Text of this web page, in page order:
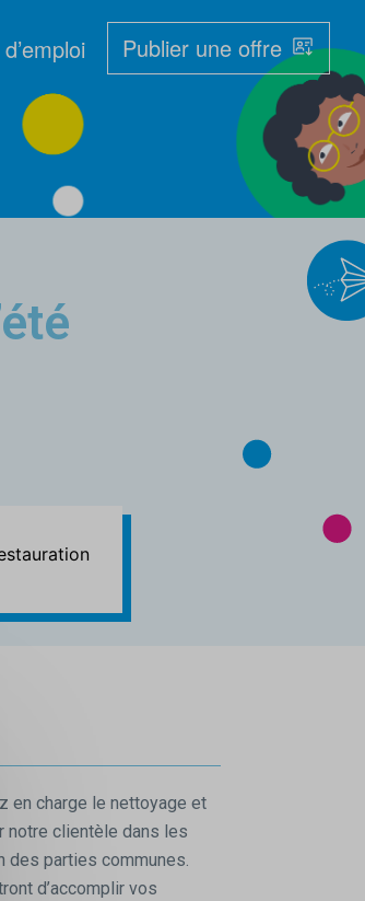
Publier une offre
en charge le nettoyage et
notre clientèle dans les
des parties communes.
d’accomplir vos